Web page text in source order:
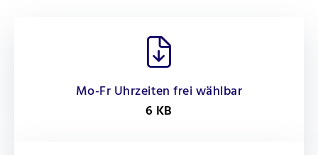
Mo-Fr Uhrzeiten frei wählbar
6 KB